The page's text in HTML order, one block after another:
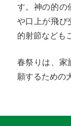
す。神の的の
や口上が飛び
的射節なども
春祭りは、家
願するための